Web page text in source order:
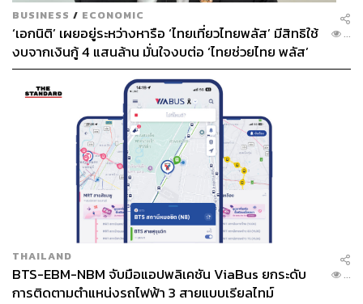
BUSINESS / ECONOMIC
‘เอกนิติ’ เผยอยู่ระหว่างหารือ ‘ไทยเที่ยวไทยพลัส’ มีสิทธิใช้
งบจากเงินกู้ 4 แสนล้าน มั่นใจงบต่อ ‘ไทยช่วยไทย พลัส’
เฟส 2 มีเพียงพอ
...
THAILAND
BTS-EBM-NBM จับมือแอปพลิเคชัน ViaBus ยกระดับ
การติดตามตำแหน่งรถไฟฟ้า 3 สายแบบเรียลไทม์
...